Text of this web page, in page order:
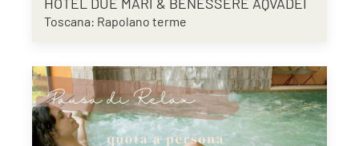
Toscana: Rapolano terme